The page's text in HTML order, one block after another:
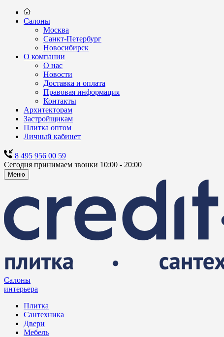
Салоны
Москва
Санкт-Петербург
Новосибирск
О компании
О нас
Новости
Доставка и оплата
Правовая информация
Контакты
Архитекторам
Застройщикам
Плитка оптом
Личный кабинет
8 495 956 00 59
Сегодня принимаем звонки 10:00 - 20:00
Меню
Салоны
интерьера
Плитка
Сантехника
Двери
Мебель